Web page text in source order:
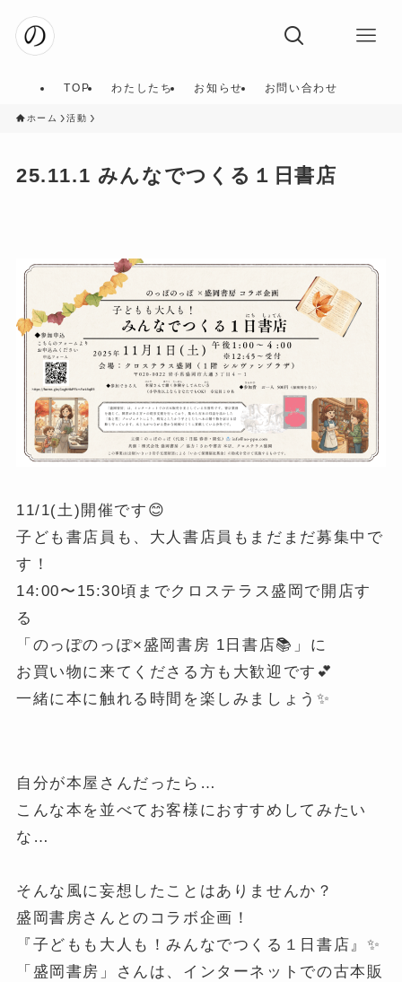
TOP わたしたち お知らせ お問い合わせ
ホーム 活動
25.11.1 みんなでつくる１日書店
11/1(土)開催です😊
子ども書店員も、大人書店員もまだまだ募集中で
す！
14:00〜15:30頃までクロステラス盛岡で開店す
る
「のっぽのっぽ×盛岡書房 1日書店📚」に
お買い物に来てくださる方も大歓迎です💕
一緒に本に触れる時間を楽しみましょう✨
自分が本屋さんだったら…
こんな本を並べてお客様におすすめしてみたい
な…
そんな風に妄想したことはありませんか？
盛岡書房さんとのコラボ企画！
『子どもも大人も！みんなでつくる１日書店』✨
「盛岡書房」さんは、インターネットでの古本販